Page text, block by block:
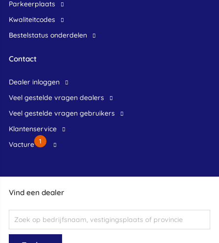
Vind een dealer
Parkeerplaats
Kwaliteitcodes
Bestelstatus onderdelen
Contact
dealer inloggen
veel gestelde vragen dealers
veel gestelde vragen gebruikers
klantenservice
Vacture
1